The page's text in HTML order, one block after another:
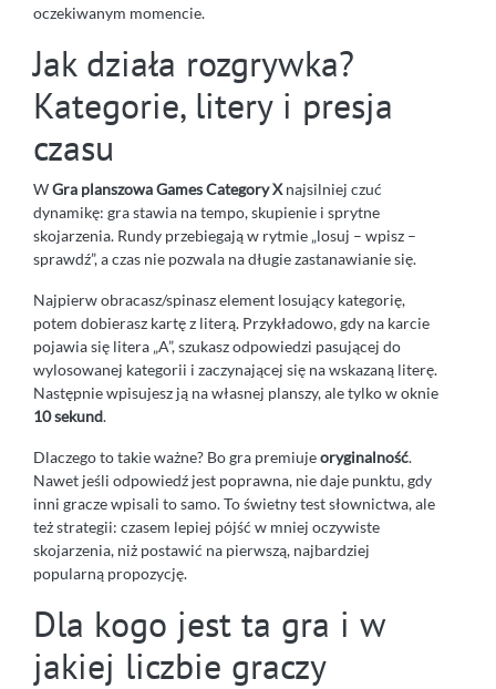
oczekiwanym momencie.
Jak działa rozgrywka?
Kategorie, litery i presja
czasu
WGra planszowa Games Category Xnajsilniej czuć
dynamikę: gra stawia na tempo, skupienie i sprytne
skojarzenia. Rundy przebiegają w rytmie „losuj – wpisz –
sprawdź”, a czas nie pozwala na długie zastanawianie się.
Najpierw obracasz/spinasz element losujący kategorię,
potem dobierasz kartę z literą. Przykładowo, gdy na karcie
pojawia się litera „A”, szukasz odpowiedzi pasującej do
wylosowanej kategorii i zaczynającej się na wskazaną literę.
Następnie wpisujesz ją na własnej planszy, ale tylko w oknie
10 sekund.
Dlaczego to takie ważne? Bo gra premiujeoryginalność.
Nawet jeśli odpowiedź jest poprawna, nie daje punktu, gdy
inni gracze wpisali to samo. To świetny test słownictwa, ale
też strategii: czasem lepiej pójść w mniej oczywiste
skojarzenia, niż postawić na pierwszą, najbardziej
popularną propozycję.
Dla kogo jest ta gra i w
jakiej liczbie graczy